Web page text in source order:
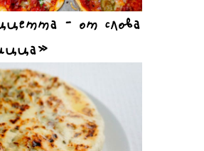
– от слова